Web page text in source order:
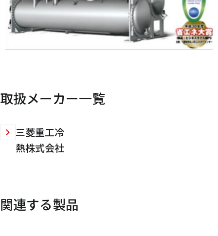
取扱メーカー一覧
三菱重工冷
熱株式会社
関連する製品